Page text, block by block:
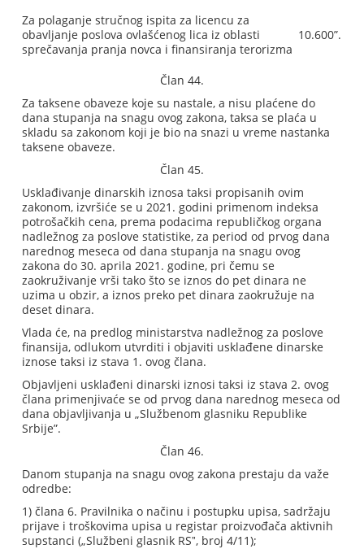
Za polaganje stručnog ispita za licencu za
obavljanje poslova ovlašćenog lica iz oblasti
sprečavanja pranja novca i finansiranja terorizma
10.600”.
Član 44.
Za taksene obaveze koje su nastale, a nisu plaćene do
dana stupanja na snagu ovog zakona, taksa se plaća u
skladu sa zakonom koji je bio na snazi u vreme nastanka
taksene obaveze.
Član 45.
Usklađivanje dinarskih iznosa taksi propisanih ovim
zakonom, izvršiće se u 2021. godini primenom indeksa
potrošačkih cena, prema podacima republičkog organa
nadležnog za poslove statistike, za period od prvog dana
narednog meseca od dana stupanja na snagu ovog
zakona do 30. aprila 2021. godine, pri čemu se
zaokruživanje vrši tako što se iznos do pet dinara ne
uzima u obzir, a iznos preko pet dinara zaokružuje na
deset dinara.
Vlada će, na predlog ministarstva nadležnog za poslove
finansija, odlukom utvrditi i objaviti usklađene dinarske
iznose taksi iz stava 1. ovog člana.
Objavljeni usklađeni dinarski iznosi taksi iz stava 2. ovog
člana primenjivaće se od prvog dana narednog meseca od
dana objavljivanja u „Službenom glasniku Republike
Srbije”.
Član 46.
Danom stupanja na snagu ovog zakona prestaju da važe
odredbe:
1) člana 6. Pravilnika o načinu i postupku upisa, sadržaju
prijave i troškovima upisa u registar proizvođača aktivnih
supstanci („Službeni glasnik RSˮ, broj 4/11);